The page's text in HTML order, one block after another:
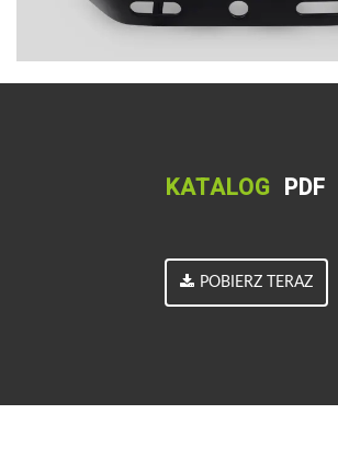
KATALOG PDF
POBIERZ TERAZ